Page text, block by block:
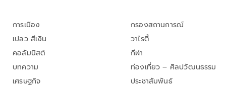
การเมือง
เปลว สีเงิน
คอลัมนิสต์
บทความ
เศรษฐกิจ
กรองสถานการณ์
วาไรตี้
กีฬา
ท่องเที่ยว – ศิลปวัฒนธรรม
ประชาสัมพันธ์